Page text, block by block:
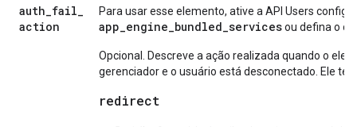
auth_fail_
action
Para usar esse elemento, ative a API Users
app_engine_bundled_servicesou defina o
Opcional. Descreve a ação realizada quando o
gerenciador e o usuário está desconectado. Ele
redirect